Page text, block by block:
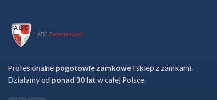
Profesjonalne pogotowie zamkowe i sklep z zamkami.
Działamy od ponad 30 lat w całej Polsce.